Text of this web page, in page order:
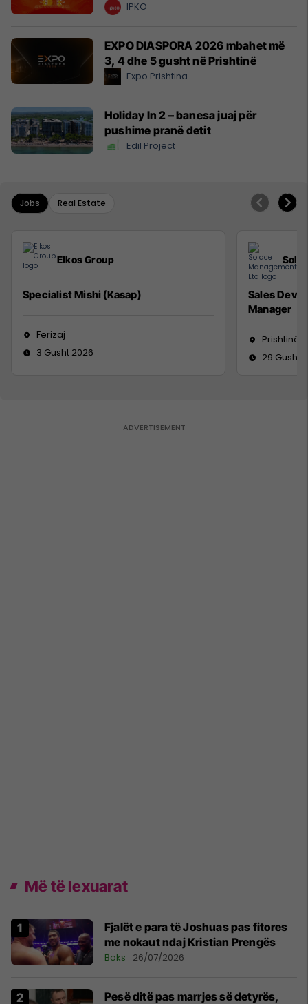
IPKO
EXPO DIASPORA 2026 mbahet më
3, 4 dhe 5 gusht në Prishtinë
Expo Prishtina
Holiday In 2 – banesa juaj për
pushime pranë detit
Edil Project
Jobs Real Estate
Elkos Group
Specialist Mishi (Kasap)
Ferizaj
3 Gusht 2026
Sales
Manager
Prishtinë
29 Gusht
Më të lexuarat
Fjalët e para të Joshuas pas fitores
me nokaut ndaj Kristian Prengës
Boks 26/07/2026
Pesë ditë pas marrjes së detyrës,